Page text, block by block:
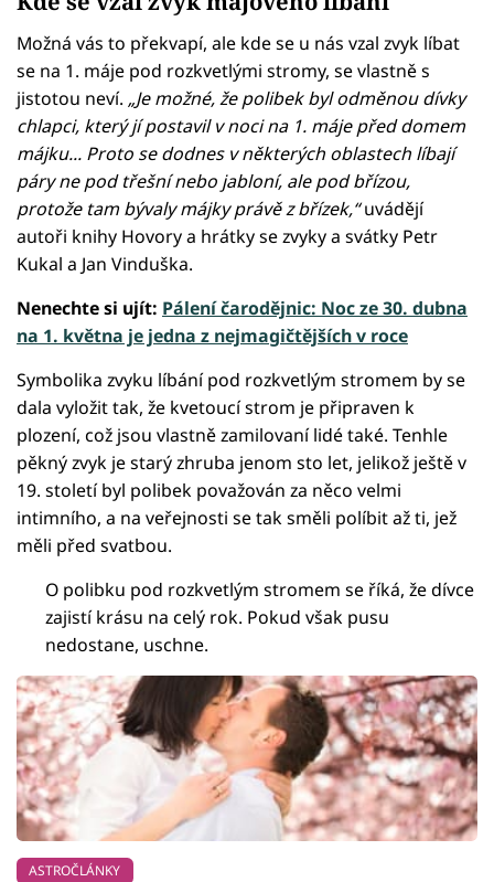
Možná vás to překvapí, ale kde se u nás vzal zvyk líbat
se na 1. máje pod rozkvetlými stromy, se vlastně s
jistotou neví. „Je možné, že polibek byl odměnou dívky
chlapci, který jí postavil v noci na 1. máje před domem
májku... Proto se dodnes v některých oblastech líbají
páry ne pod třešní nebo jabloní, ale pod břízou,
protože tam bývaly májky právě z břízek,“uvádějí
autoři knihy Hovory a hrátky se zvyky a svátky Petr
Kukal a Jan Vinduška.
Nenechte si ujít: Pálení čarodějnic: Noc ze 30. dubna
na 1. května je jedna z nejmagičtějších v roce
Symbolika zvyku líbání pod rozkvetlým stromem by se
dala vyložit tak, že kvetoucí strom je připraven k
plození, což jsou vlastně zamilovaní lidé také. Tenhle
pěkný zvyk je starý zhruba jenom sto let, jelikož ještě v
19. století byl polibek považován za něco velmi
intimního, a na veřejnosti se tak směli políbit až ti, jež
měli před svatbou.
O polibku pod rozkvetlým stromem se říká, že dívce
zajistí krásu na celý rok. Pokud však pusu
nedostane, uschne.
ASTROČLÁNKY